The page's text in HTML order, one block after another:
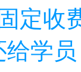
定收
给学